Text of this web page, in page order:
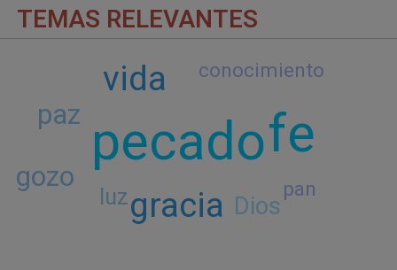
TEMAS RELEVANTES
pecadofe
vida
gracia
paz
gozo
Dios
luz
conocimiento
pan